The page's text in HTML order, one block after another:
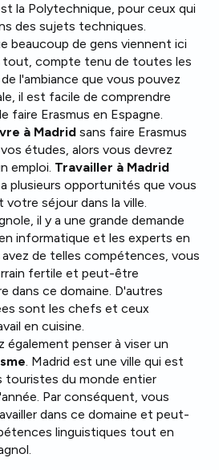
la Polytechnique, pour ceux qui
des sujets techniques.
beaucoup de gens viennent ici
tout, compte tenu de toutes les
l'ambiance que vous pouvez
il est facile de comprendre
faire Erasmus en Espagne.
à Madrid sans faire Erasmus
études, alors vous devrez
emploi. Travailler à Madrid
plusieurs opportunités que vous
votre séjour dans la ville.
il y a une grande demande
informatique et les experts en
de telles compétences, vous
fertile et peut-être
dans ce domaine. D'autres
sont les chefs et ceux
en cuisine.
également penser à viser un
. Madrid est une ville qui est
touristes du monde entier
Par conséquent, vous
dans ce domaine et peut-
linguistiques tout en